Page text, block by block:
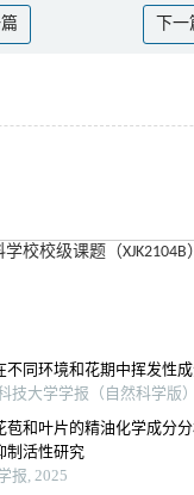
下一
校校级课题（XJK2104B）